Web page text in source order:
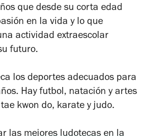
que desde su corta edad
en la vida y lo que
actividad extraescolar
futuro.
los deportes adecuados para
Hay futbol, natación y artes
kwon do, karate y judo.